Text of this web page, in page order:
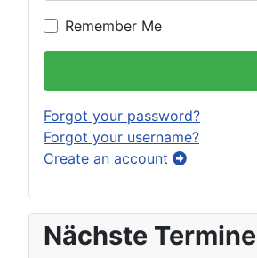
Remember Me
Forgot your password?
Forgot your username?
Create an account
Nächste Termine